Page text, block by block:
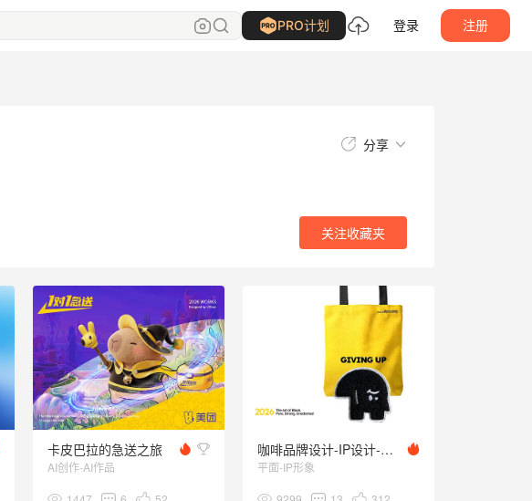
PRO计划 登录 注册
分享
关注收藏夹
关注 收藏夹
卡皮巴拉的急送之旅
AI创作-AI作品
咖啡品牌设计-IP设计-商业设计-黑色IP
平面-IP形象